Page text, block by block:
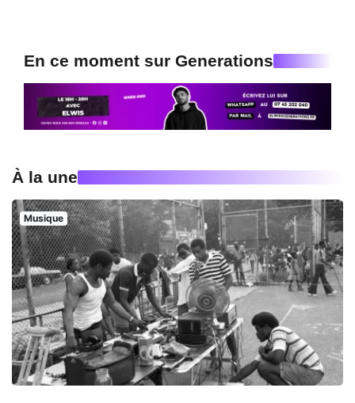
En ce moment sur Generations
À la une
Musique